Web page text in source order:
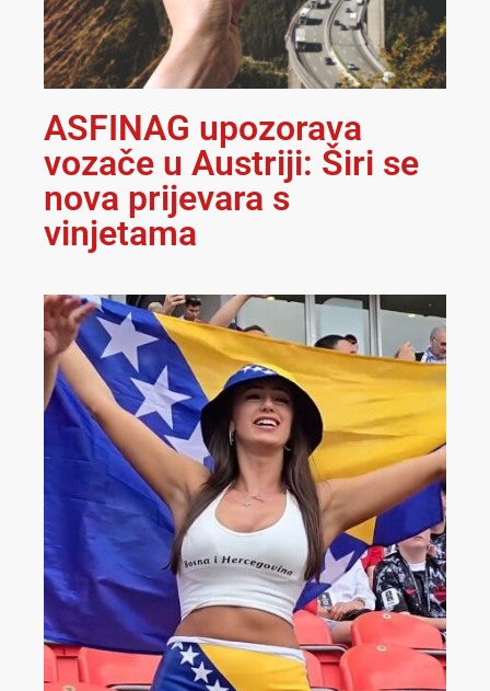
ASFINAG upozorava
vozače u Austriji: Širi se
nova prijevara s
vinjetama